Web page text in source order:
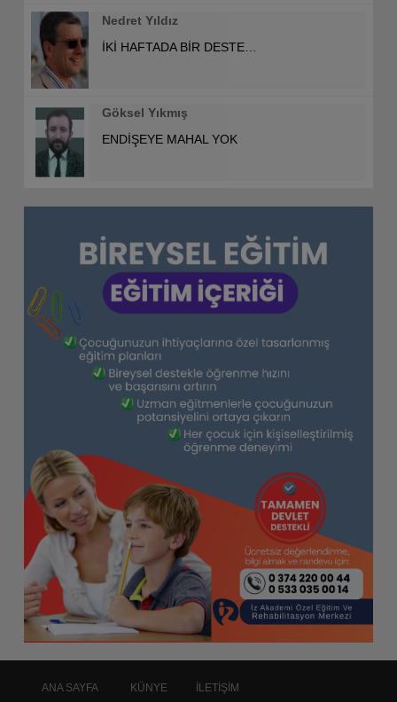
Nedret Yıldız
İKİ HAFTADA BİR DESTE…
Göksel Yıkmış
ENDİŞEYE MAHAL YOK
ANA SAYFA KÜNYE İLETİŞİM